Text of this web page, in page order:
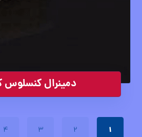
دمینرال
۱ ۲ ۳ ۴